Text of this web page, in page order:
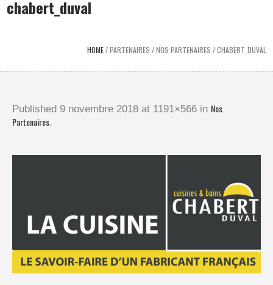
chabert_duval
HOME/PARTENAIRES /NOS PARTENAIRES /CHABERT_DUVAL
Published 9 novembre 2018 at 1191×566 in Nos
Partenaires.